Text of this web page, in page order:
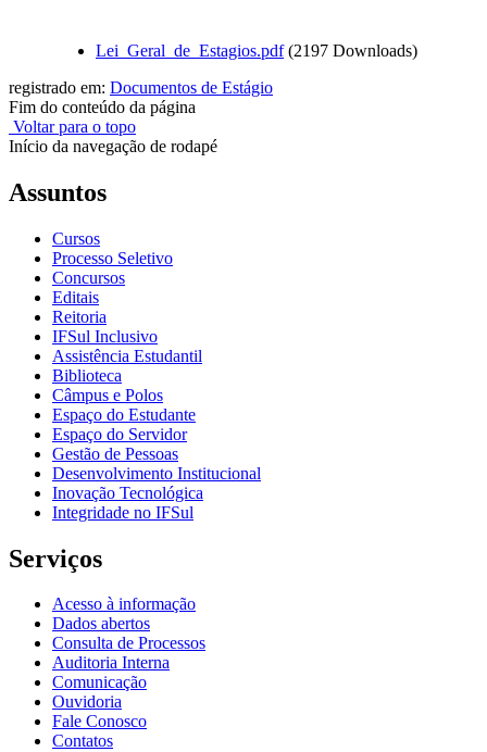
Lei_Geral_de_Estagios.pdf (2197 Downloads)
registrado em: Documentos de Estágio
Fim do conteúdo da página
Voltar para o topo
Início da navegação de rodapé
Assuntos
Cursos
Processo Seletivo
Concursos
Editais
Reitoria
IFSul Inclusivo
Assistência Estudantil
Biblioteca
Câmpus e Polos
Espaço do Estudante
Espaço do Servidor
Gestão de Pessoas
Desenvolvimento Institucional
Inovação Tecnológica
Integridade no IFSul
Serviços
Acesso à informação
Dados abertos
Consulta de Processos
Auditoria Interna
Comunicação
Ouvidoria
Fale Conosco
Contatos